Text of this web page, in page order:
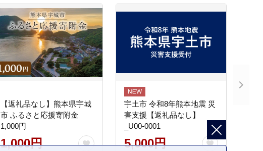
【返礼品なし】熊本県宇城
市 ふるさと応援寄附金
1,000円
1,000円
宇土市 令和8年熊本地震 災
害支援【返礼品なし】
_U00-0001
5,000円